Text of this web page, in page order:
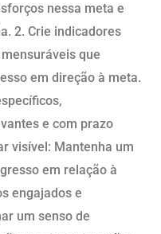
nessa meta e
2. Crie indicadores
que
em direção à meta.
e com prazo
visível: Mantenha um
em relação à
engajados e
um senso de